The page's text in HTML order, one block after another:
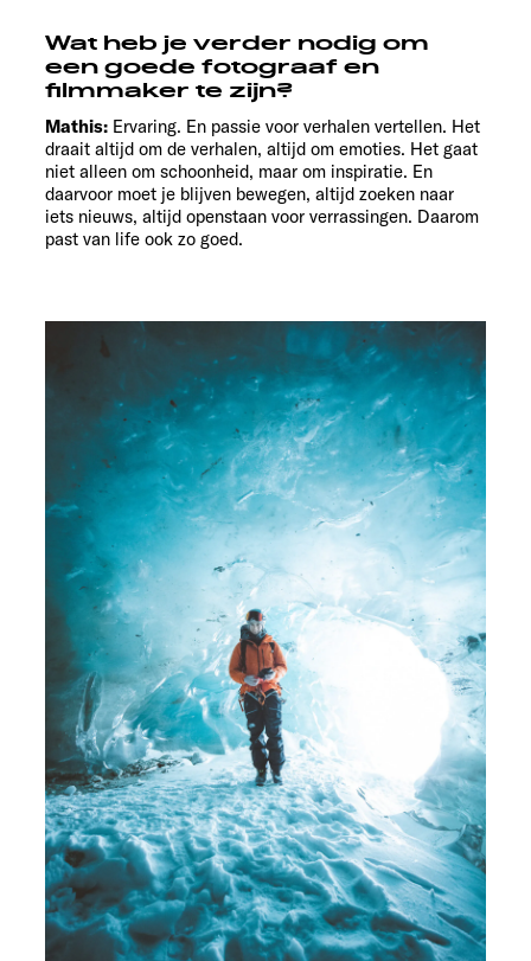
Wat heb je verder nodig om
een goede fotograaf en
filmmaker te zijn?
Mathis: Ervaring. En passie voor verhalen vertellen. Het
draait altijd om de verhalen, altijd om emoties. Het gaat
niet alleen om schoonheid, maar om inspiratie. En
daarvoor moet je blijven bewegen, altijd zoeken naar
iets nieuws, altijd openstaan voor verrassingen. Daarom
past van life ook zo goed.